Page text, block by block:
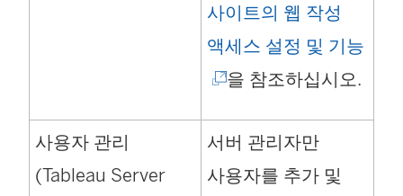
사이트의 웹 작성
액세스 설정 및 기능
을 참조하십시오.
사용자 관리
(Tableau Server
서버 관리자만
사용자를 추가 및